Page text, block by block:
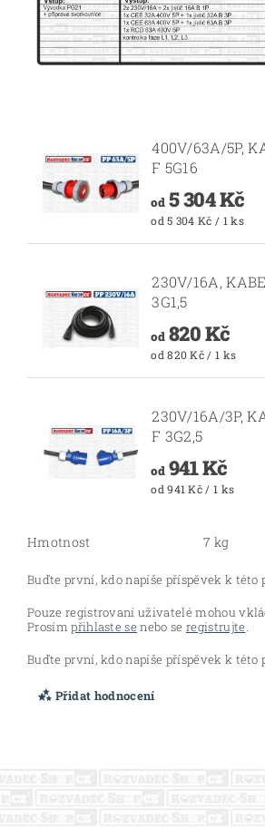
400V/63A/5P,
F 5G16
od5 304 Kč
od 5 304 Kč / 1 ks
230V/16A,
3G1,5
od820 Kč
od 820 Kč / 1 ks
230V/16A/3P,
F 3G2,5
od941 Kč
od 941 Kč / 1 ks
Hmotnost 7 kg
Buďte první, kdo napíše příspěvek k této
Pouze registrovaní uživatelé mohou
Prosímpřihlaste se nebo se registrujte.
Buďte první, kdo napíše příspěvek k této
Přidat hodnocení